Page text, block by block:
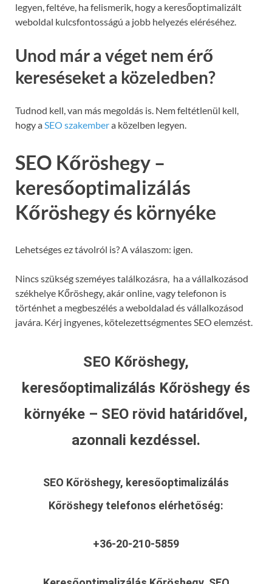
legyen, feltéve, ha felismerik, hogy a keresőoptimalizált
weboldal kulcsfontosságú a jobb helyezés eléréséhez.
Unod már a véget nem érő
kereséseket a közeledben?
Tudnod kell, van más megoldás is. Nem feltétlenül kell,
hogy aSEO szakembera közelben legyen.
SEO Kőröshegy –
keresőoptimalizálás
Kőröshegy és környéke
Lehetséges ez távolról is? A válaszom: igen.
Nincs szükség szeméyes találkozásra, ha a vállalkozásod
székhelye Kőröshegy, akár online, vagy telefonon is
történhet a megbeszélés a weboldalad és vállalkozásod
javára. Kérj ingyenes, kötelezettségmentes SEO elemzést.
SEO Kőröshegy,
keresőoptimalizálás Kőröshegy és
környéke – SEO rövid határidővel,
azonnali kezdéssel.
SEO Kőröshegy, keresőoptimalizálás
Kőröshegy telefonos elérhetőség:
+36-20-210-5859